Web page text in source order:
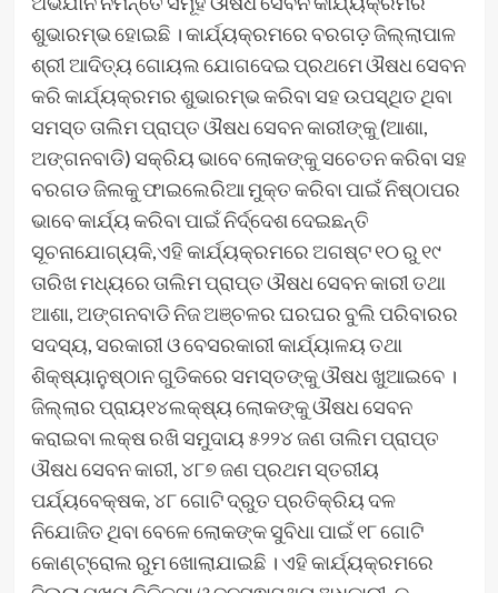
ଶୁଭାରମ୍ଭ ହୋଇଛି । କାର୍ଯ୍ୟକ୍ରମରେ ବରଗଡ଼ ଜିଲ୍ଲାପାଳ
ଶ୍ରୀ ଆଦିତ୍ୟ ଗୋୟଲ ଯୋଗଦେଇ ପ୍ରଥମେ ଔଷଧ ସେବନ
କରି କାର୍ଯ୍ୟକ୍ରମର ଶୁଭାରମ୍ଭ କରିବା ସହ ଉପସ୍ଥିତ ଥିବା
ସମସ୍ତ ତାଲିମ ପ୍ରାପ୍ତ ଔଷଧ ସେବନ କାରୀଙ୍କୁ (ଆଶା,
ଅଙ୍ଗନବାଡି) ସକ୍ରିୟ ଭାବେ ଲୋକଙ୍କୁ ସଚେତନ କରିବା ସହ
ବରଗଡ ଜିଲକୁ ଫାଇଲେରିଆ ମୁକ୍ତ କରିବା ପାଇଁ ନିଷ୍ଠାପର
ଭାବେ କାର୍ଯ୍ୟ କରିବା ପାଇଁ ନିର୍ଦ୍ଦେଶ ଦେଇଛନ୍ତି
ସୂଚନାଯୋଗ୍ୟକି,ଏହି କାର୍ଯ୍ୟକ୍ରମରେ ଅଗଷ୍ଟ ୧୦ ରୁ ୧୯
ତାରିଖ ମଧ୍ୟରେ ତାଲିମ ପ୍ରାପ୍ତ ଔଷଧ ସେବନ କାରୀ ତଥା
ଆଶା, ଅଙ୍ଗନବାଡି ନିଜ ଅଞ୍ଚଳର ଘରଘର ବୁଲି ପରିବାରର
ସଦସ୍ୟ, ସରକାରୀ ଓ ବେସରକାରୀ କାର୍ଯ୍ୟାଳୟ ତଥା
ଶିକ୍ଷ୍ୟାନୁଷ୍ଠାନ ଗୁଡିକରେ ସମସ୍ତଙ୍କୁ ଔଷଧ ଖୁଆଇବେ ।
ଜିଲ୍ଲାର ପ୍ରାୟ୧୪ଲକ୍ଷ୍ୟ ଲୋକଙ୍କୁ ଔଷଧ ସେବନ
କରାଇବା ଲକ୍ଷ ରଖି ସମୁଦାୟ ୫୨୨୪ ଜଣ ତାଲିମ ପ୍ରାପ୍ତ
ଔଷଧ ସେବନ କାରୀ, ୪୮୭ ଜଣ ପ୍ରଥମ ସ୍ତରୀୟ
ପର୍ଯ୍ୟବେକ୍ଷକ, ୪୮ ଗୋଟି ଦ୍ରୁତ ପ୍ରତିକ୍ରିୟ ଦଳ
ନିଯୋଜିତ ଥିବା ବେଳେ ଲୋକଙ୍କ ସୁବିଧା ପାଇଁ ୧୮ ଗୋଟି
କୋଣ୍ଟ୍ରୋଲ ରୁମ ଖୋଲାଯାଇଛି । ଏହି କାର୍ଯ୍ୟକ୍ରମରେ